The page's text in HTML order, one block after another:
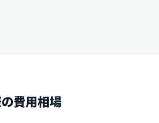
費用相場